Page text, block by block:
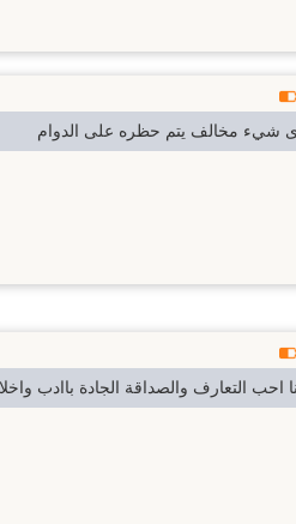
شيء مخالف يتم حظره على الدوام
احب التعارف والصداقة الجادة باادب